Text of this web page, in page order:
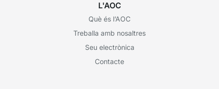
L'AOC
Què és l’AOC
Treballa amb nosaltres
Seu electrònica
Contacte